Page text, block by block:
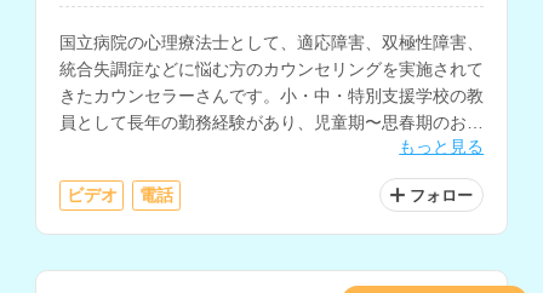
国立病院の心理療法士として、適応障害、双極性障害、
統合失調症などに悩む方のカウンセリングを実施されて
きたカウンセラーさんです。小・中・特別支援学校の教
員として長年の勤務経験があり、児童期〜思春期のお子
さんや保護者の方、発達障害についてのお悩みも相談し
もっと見る
ビデオ 電話 フォロー